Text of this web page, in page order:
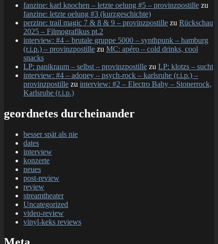
fanzine: karl knochen – letzte oelung #5 – provinzpostille zu
fanzine: letzte oelung #3 (kurzgeschichte)
perzine: trail magic 7 & 8 & 9 – provinzpostille zu Rückschau
2025 – Filmografikus pt.2
interview: #4 – brutale gruppe 5000 – synthpunk – hamburg
(r.i.p.) – provinzpostille zu MC: apéro – cold drinks, cool
snacks
LP: panikraum – selbst – provinzpostille zu LP: klotzs – sucht
interview: #4 – adoney – psych-rock – karlsruhe (r.i.p.) –
provinzpostille zu interview: #2 – Electro Baby – Stonerrock,
Karlsruhe (r.i.p.)
geordnetes durcheinander
besser spät als nie
dates
interview
konzerte
neues
post-review
review
streamtheater
Uncategorized
video-review
vinyl-keks reviews